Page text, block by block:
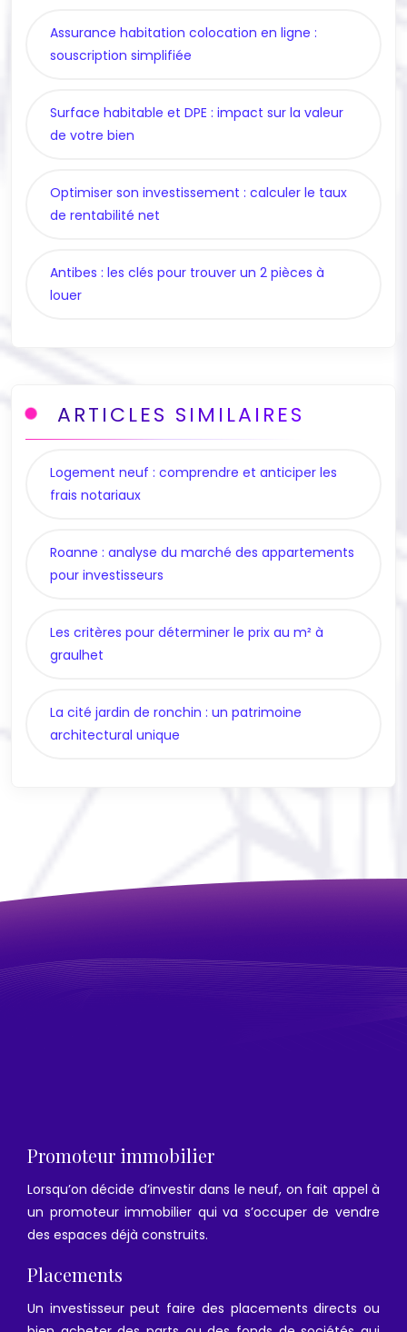
Assurance habitation colocation en ligne :
souscription simplifiée
Surface habitable et DPE : impact sur la valeur
de votre bien
Optimiser son investissement : calculer le taux
de rentabilité net
Antibes : les clés pour trouver un 2 pièces à
louer
ARTICLES SIMILAIRES
Logement neuf : comprendre et anticiper les
frais notariaux
Roanne : analyse du marché des appartements
pour investisseurs
Les critères pour déterminer le prix au m² à
graulhet
La cité jardin de ronchin : un patrimoine
architectural unique
Promoteur immobilier
Lorsqu’on décide d’investir dans le neuf, on fait appel à
un promoteur immobilier qui va s’occuper de vendre
des espaces déjà construits.
Placements
Un investisseur peut faire des placements directs ou